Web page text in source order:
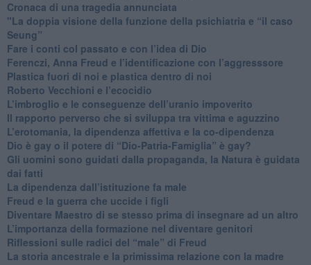
​Cronaca di una tragedia annunciata
"​La doppia visione della funzione della psichiatria e “il caso
Seung”
​Fare i conti col passato e con l’idea di Dio
​Ferenczi, Anna Freud e l’identificazione con l’aggresssore
Plastica fuori di noi e plastica dentro di noi
​Roberto Vecchioni e l’ecocidio
​L’imbroglio e le conseguenze dell’uranio impoverito
​Il rapporto perverso che si sviluppa tra vittima e aguzzino
L’erotomania, la dipendenza affettiva e la co-dipendenza
​Dio è gay o il potere di “Dio-Patria-Famiglia” è gay?
​Gli uomini sono guidati dalla propaganda, la Natura è guidata
dai fatti
La dipendenza dall’istituzione fa male
​Freud e la guerra che uccide i figli
​Diventare Maestro di se stesso prima di insegnare ad un altro
L’importanza della formazione nel diventare genitori
Riflessioni sulle radici del “male” di Freud
​La storia ancestrale e la primissima relazione con la madre